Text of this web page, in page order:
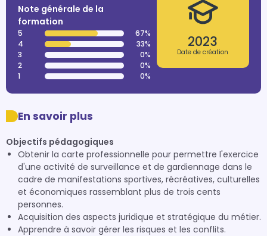
Note générale de la
formation
5
67%
4
33%
3
0%
2
0%
1
0%
2023
Date de création
En savoir plus
Objectifs pédagogiques
Obtenir la carte professionnelle pour permettre l'exercice
d'une activité de surveillance et de gardiennage dans le
cadre de manifestations sportives, récréatives, culturelles
et économiques rassemblant plus de trois cents
personnes.
Acquisition des aspects juridique et stratégique du métier.
Apprendre à savoir gérer les risques et les conflits.